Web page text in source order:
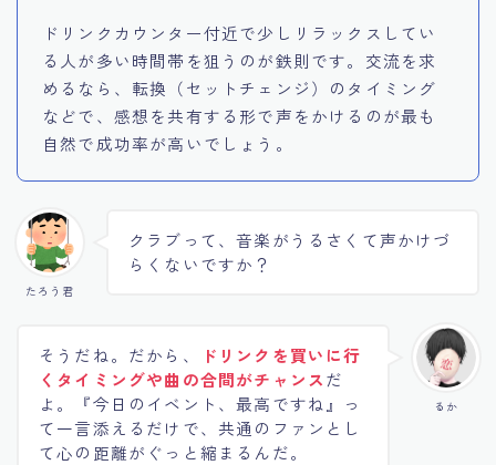
ドリンクカウンター付近で少しリラックスしてい
る人が多い時間帯を狙うのが鉄則です。交流を求
めるなら、転換（セットチェンジ）のタイミング
などで、感想を共有する形で声をかけるのが最も
自然で成功率が高いでしょう。
たろう君
クラブって、音楽がうるさくて声かけづ
らくないですか？
るか
そうだね。だから、
ドリンクを買いに行
くタイミングや曲の合間がチャンスだ
よ。『今日のイベント、最高ですね』っ
て一言添えるだけで、共通のファンとし
て心の距離がぐっと縮まるんだ。